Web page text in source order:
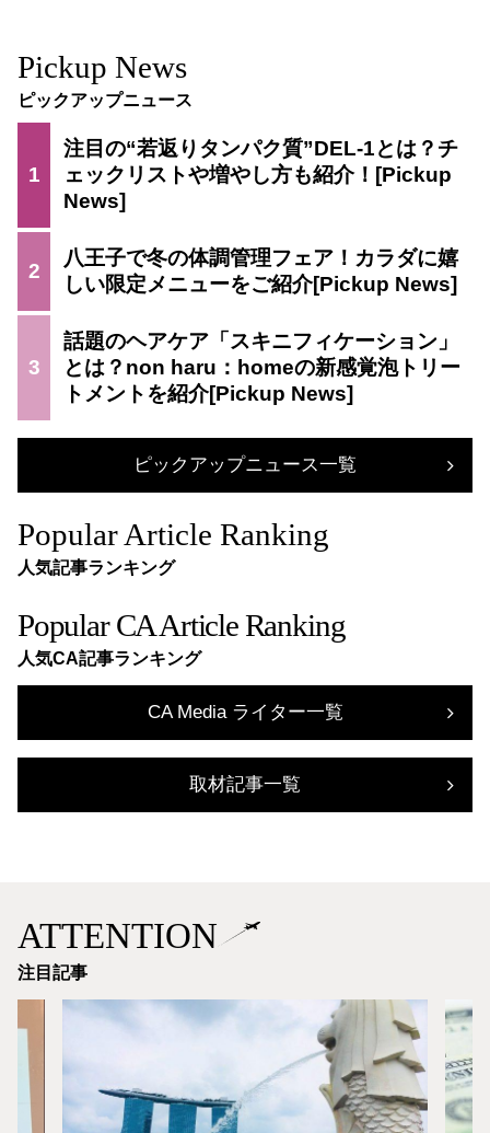
Pickup News
ピックアップニュース
1
注目の“若返りタンパク質”DEL-1とは？チ
ェックリストや増やし方も紹介！
2
八王子で冬の体調管理フェア！カラダに嬉
しい限定メニューをご紹介
3
話題のヘアケア「スキニフィケーション」
とは？non haru：homeの新感覚泡トリー
トメントを紹介
ピックアップニュース一覧
Popular Article Ranking
人気記事ランキング
Popular CA Article Ranking
人気CA記事ランキング
CA Media ライター一覧
取材記事一覧
ATTENTION
注目記事